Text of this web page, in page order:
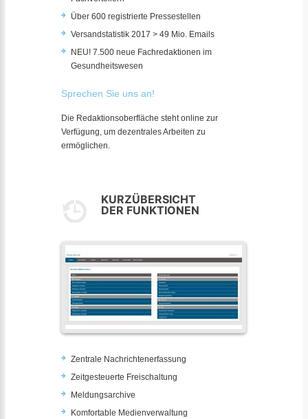
Über 600 registrierte Pressestellen
Versandstatistik 2017 > 49 Mio. Emails
NEU! 7.500 neue Fachredaktionen im
Gesundheitswesen
Sprechen Sie uns an!
Die Redaktionsoberfläche steht online zur
Verfügung, um dezentrales Arbeiten zu
ermöglichen.
KURZÜBERSICHT
DER FUNKTIONEN
Zentrale Nachrichtenerfassung
Zeitgesteuerte Freischaltung
Meldungsarchive
Komfortable Medienverwaltung